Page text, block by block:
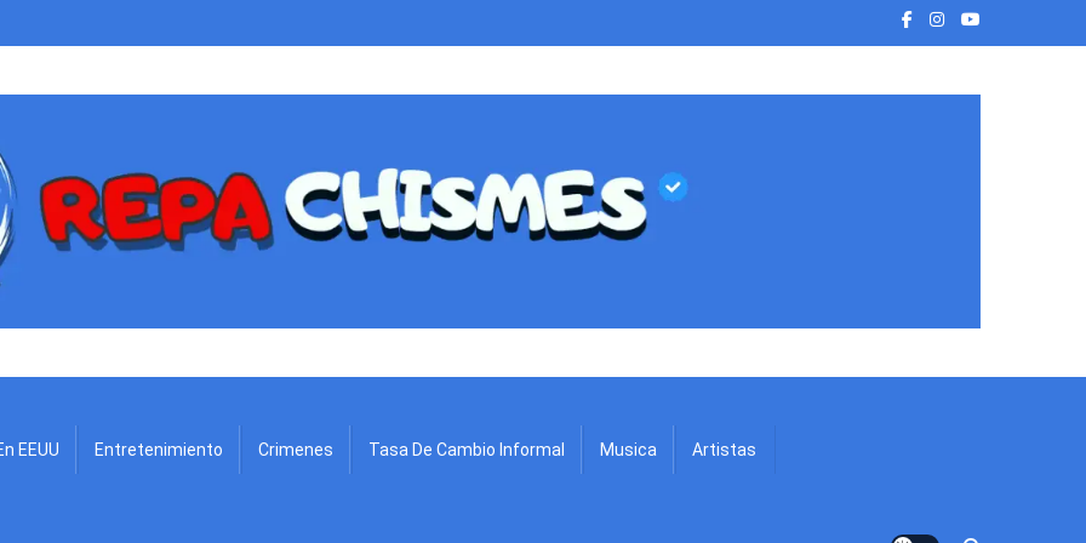
EEUU Entretenimiento Crimenes Tasa De Cambio Informal Musica Artistas